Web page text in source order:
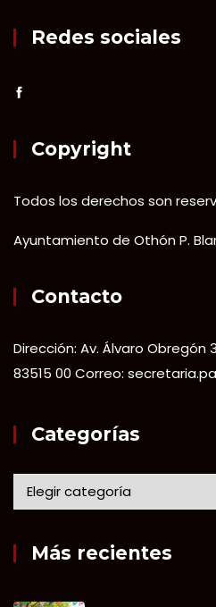
Redes sociales
Copyright
Todos los derechos son
Ayuntamiento de Othón P.
Contacto
Dirección: Av. Álvaro Obregón
83515 00 Correo:
Categorías
Más recientes